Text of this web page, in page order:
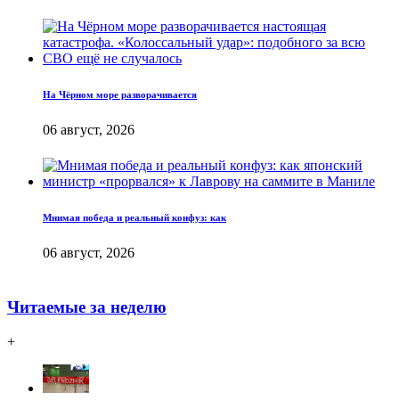
На Чёрном море разворачивается
06 август, 2026
Мнимая победа и реальный конфуз: как
06 август, 2026
Читаемые за неделю
+